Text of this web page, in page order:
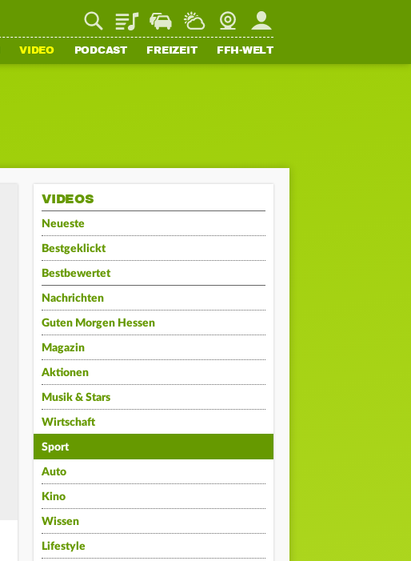
PlaylistStaupilotWetterWebcamMein FFH
VIDEO PODCAST FREIZEIT FFH-WELT
VIDEOS
Neueste
Bestgeklickt
Bestbewertet
Nachrichten
Guten Morgen Hessen
Magazin
Aktionen
Musik & Stars
Wirtschaft
Sport
Auto
Kino
Wissen
Lifestyle